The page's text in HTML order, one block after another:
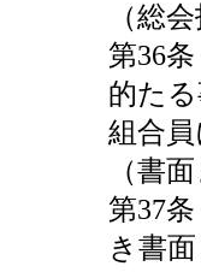
（総
第36
的た
組合
（書
第37
き書